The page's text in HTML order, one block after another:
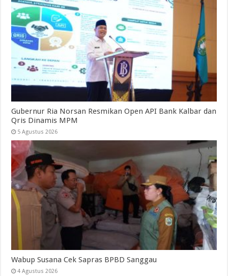
Gubernur Ria Norsan Resmikan Open API Bank Kalbar dan
Qris Dinamis MPM
5 Agustus 2026
Wabup Susana Cek Sapras BPBD Sanggau
4 Agustus 2026